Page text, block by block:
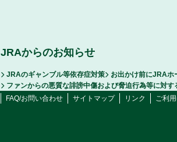
JRAからのお知らせ
JRAのギャンブル等依存症対策 お出かけ前にJRAホ
ファンからの悪質な誹謗中傷および脅迫行為等に対す
FAQ/お問い合わせ
サイトマップ リンク ご利